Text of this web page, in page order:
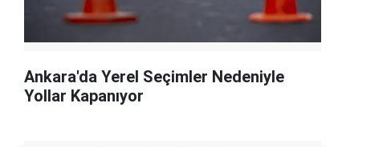
Ankara'da Yerel Seçimler Nedeniyle
Yollar Kapanıyor